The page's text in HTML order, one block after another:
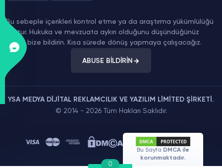
Bu sebeple içerikleri kontrol etme ya da araştırma yükümlülüğü
yoktur. Hukuka ve mevzuata aykırı olduğunu düşündüğünüz
içeriği bize bildirin. Kısa sürede dönüş yapmaya çalışacağız.
ABUSE BİLDİRİN
YSA MEDYA DİJİTAL REKLAMCILIK VE YAZILIM LİMİTED ŞİRKETİ.
© 2014 - 2026 Tüm Hakları Saklıdır.
Bu Sayfa DMCA ile
korunmaktadır.
0